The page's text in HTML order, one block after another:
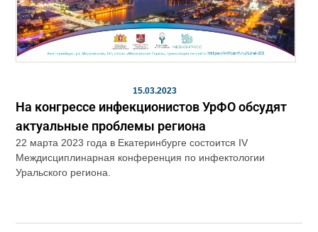
15.03.2023
На конгрессе инфекционистов УрФО обсудят
актуальные проблемы региона
22 марта 2023 года в Екатеринбурге состоится IV
Междисциплинарная конференция по инфектологии
Уральского региона.